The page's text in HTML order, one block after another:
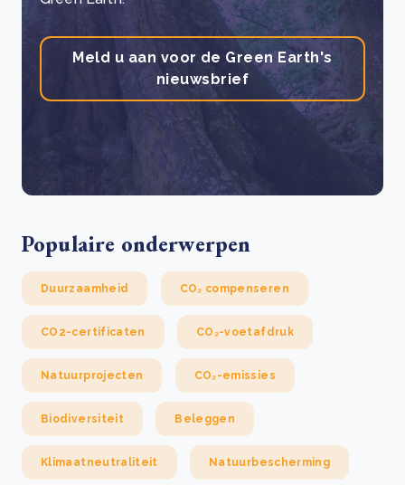
Meld u aan voor de Green Earth's
nieuwsbrief
Populaire onderwerpen
Duurzaamheid CO₂ compenseren
CO2-certificaten CO₂-voetafdruk
Natuurprojecten CO₂-emissies
Biodiversiteit Beleggen
Klimaatneutraliteit Natuurbescherming